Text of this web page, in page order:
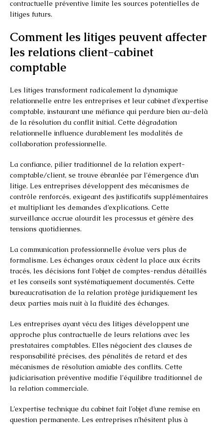
contractuelle préventive limite les sources potentielles de
litiges futurs.
Comment les litiges peuvent affecter
les relations client-cabinet
comptable
Les litiges transforment radicalement la dynamique
relationnelle entre les entreprises et leur cabinet d’expertise
comptable, instaurant une méfiance qui perdure bien au-delà
de la résolution du conflit initial. Cette dégradation
relationnelle influence durablement les modalités de
collaboration professionnelle.
La confiance, pilier traditionnel de la relation expert-
comptable/client, se trouve ébranlée par l’émergence d’un
litige. Les entreprises développent des mécanismes de
contrôle renforcés, exigeant des justificatifs supplémentaires
et multipliant les demandes d’explications. Cette
surveillance accrue alourdit les processus et génère des
tensions quotidiennes.
La communication professionnelle évolue vers plus de
formalisme. Les échanges oraux cèdent la place aux écrits
tracés, les décisions font l’objet de comptes-rendus détaillés
et les conseils sont systématiquement documentés. Cette
bureaucratisation de la relation protège juridiquement les
deux parties mais nuit à la fluidité des échanges.
Les entreprises ayant vécu des litiges développent une
approche plus contractuelle de leurs relations avec les
prestataires comptables. Elles négocient des clauses de
responsabilité précises, des pénalités de retard et des
mécanismes de résolution amiable des conflits. Cette
judiciarisation préventive modifie l’équilibre traditionnel de
la relation commerciale.
L’expertise technique du cabinet fait l’objet d’une remise en
question permanente. Les entreprises n’hésitent plus à